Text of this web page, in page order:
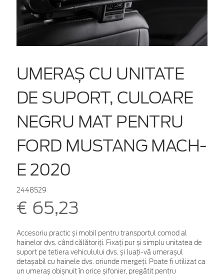
UMERAȘ CU UNITATE
DE SUPORT, CULOARE
NEGRU MAT PENTRU
FORD MUSTANG MACH-
E 2020
2448529
€ 65,23
Accesoriu practic și mobil pentru transportul comod al
hainelor dvs. când călătoriți. Fixați pur și simplu unitatea de
suport pe tetiera vehiculului dvs. și luați-vă umerașul
detașabil cu hainele dvs. oriunde mergeți. Poate fi utilizat ca
un umeraș obișnuit în orice șifonier, pregătit pentru